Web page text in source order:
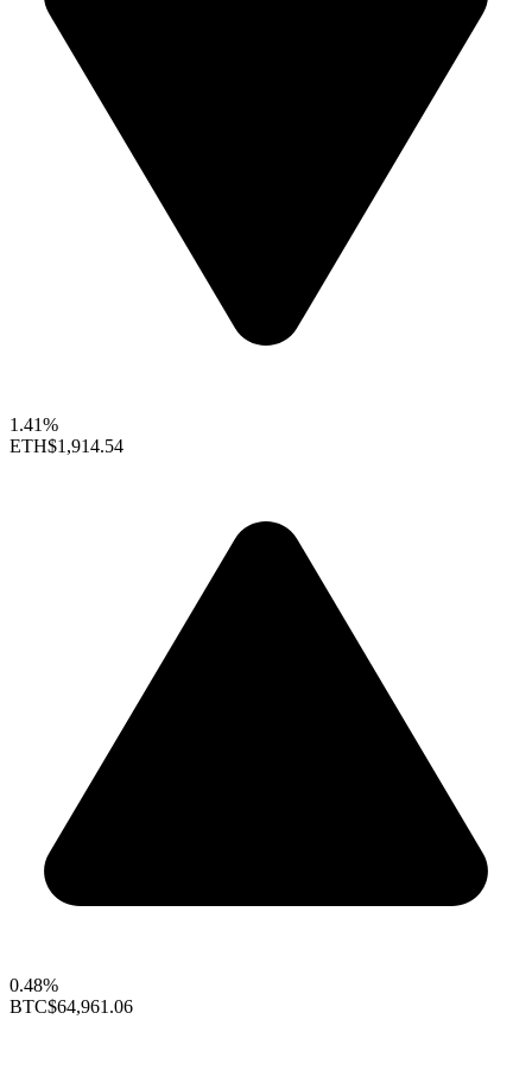
1.41%
ETH$1,914.54
0.48%
BTC$64,961.06